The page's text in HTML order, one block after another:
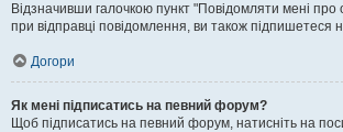
Відзначивши галочкою пункт "Повідомляти мені про
при відправці повідомлення, ви також підпишетеся
Догори
Як мені підписатись на певний форум?
Щоб підписатись на певний форум, натисніть на